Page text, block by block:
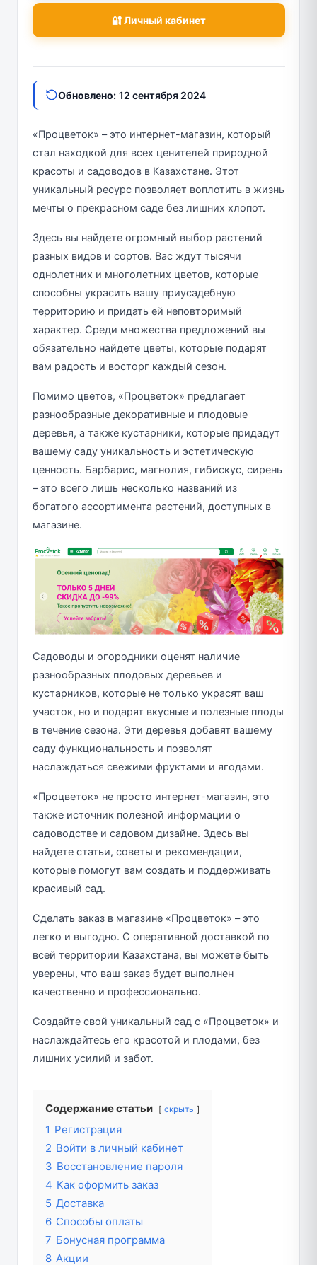
🔐 Личный кабинет
Обновлено: 12 сентября 2024
«Процветок» – это интернет-магазин, который
стал находкой для всех ценителей природной
красоты и садоводов в Казахстане. Этот
уникальный ресурс позволяет воплотить в жизнь
мечты о прекрасном саде без лишних хлопот.
Здесь вы найдете огромный выбор растений
разных видов и сортов. Вас ждут тысячи
однолетних и многолетних цветов, которые
способны украсить вашу приусадебную
территорию и придать ей неповторимый
характер. Среди множества предложений вы
обязательно найдете цветы, которые подарят
вам радость и восторг каждый сезон.
Помимо цветов, «Процветок» предлагает
разнообразные декоративные и плодовые
деревья, а также кустарники, которые придадут
вашему саду уникальность и эстетическую
ценность. Барбарис, магнолия, гибискус, сирень
– это всего лишь несколько названий из
богатого ассортимента растений, доступных в
магазине.
Садоводы и огородники оценят наличие
разнообразных плодовых деревьев и
кустарников, которые не только украсят ваш
участок, но и подарят вкусные и полезные плоды
в течение сезона. Эти деревья добавят вашему
саду функциональность и позволят
наслаждаться свежими фруктами и ягодами.
«Процветок» не просто интернет-магазин, это
также источник полезной информации о
садоводстве и садовом дизайне. Здесь вы
найдете статьи, советы и рекомендации,
которые помогут вам создать и поддерживать
красивый сад.
Сделать заказ в магазине «Процветок» – это
легко и выгодно. С оперативной доставкой по
всей территории Казахстана, вы можете быть
уверены, что ваш заказ будет выполнен
качественно и профессионально.
Создайте свой уникальный сад с «Процветок» и
наслаждайтесь его красотой и плодами, без
лишних усилий и забот.
Содержание статьи скрыть
1 Регистрация
2 Войти в личный кабинет
3 Восстановление пароля
4 Как оформить заказ
5 Доставка
6 Способы оплаты
7 Бонусная программа
8 Акции